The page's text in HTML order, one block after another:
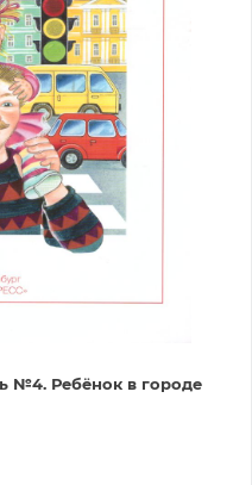
№4. Ребёнок в городе